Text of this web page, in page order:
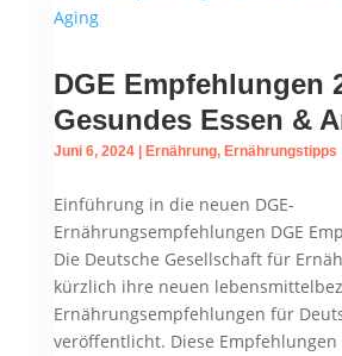
DGE Empfehlungen
Gesundes Essen &
Juni 6, 2024| Ernährung, Ernährungstipps
Einführung in die neuen DGE-
Ernährungsempfehlungen DGE
Die Deutsche Gesellschaft für
kürzlich ihre neuen
Ernährungsempfehlungen für
veröffentlicht. Diese